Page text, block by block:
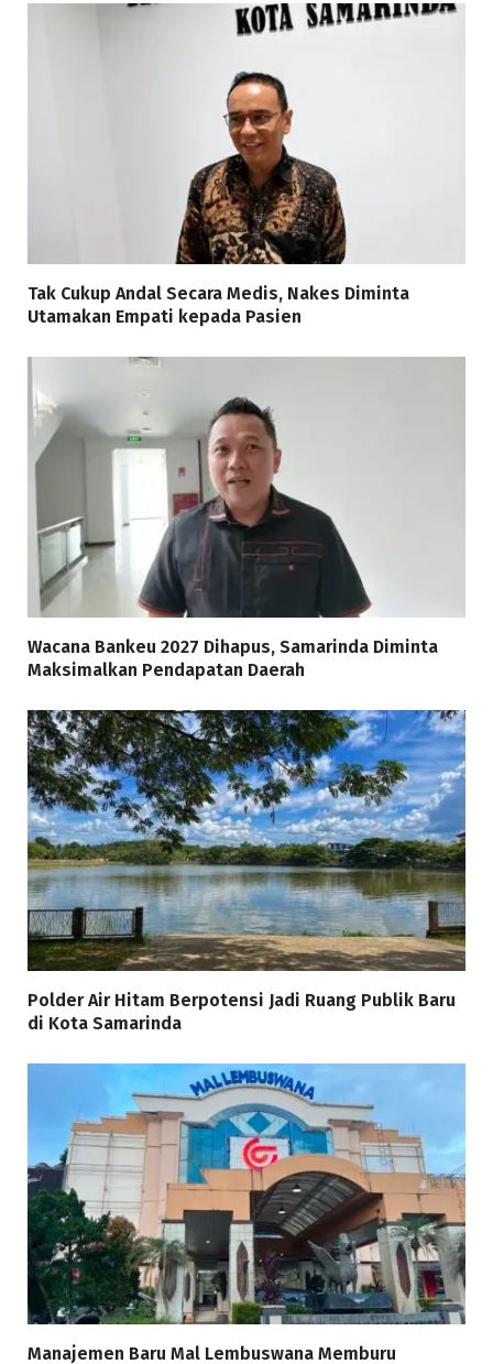
Tak Cukup Andal Secara Medis, Nakes Diminta
Utamakan Empati kepada Pasien
Wacana Bankeu 2027 Dihapus, Samarinda Diminta
Maksimalkan Pendapatan Daerah
Polder Air Hitam Berpotensi Jadi Ruang Publik Baru
di Kota Samarinda
Manajemen Baru Mal Lembuswana Memburu